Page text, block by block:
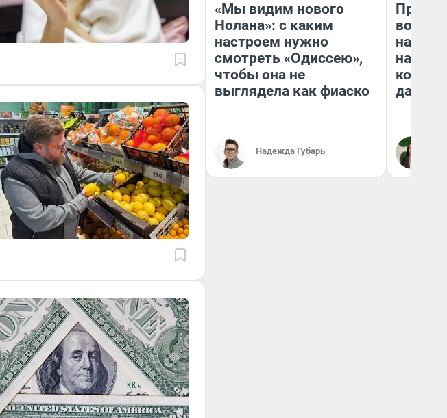
«Мы видим нового
Нолана»: с каким
настроем нужно
смотреть «Одиссею»,
чтобы она не
выглядела как фиаско
Надежда Губарь
нам
даже